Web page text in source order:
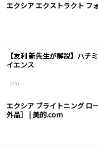
エクシア エクストラクト フ
【友利 新先生が解説】ハチ
イエンス
（PR）
エクシア ブライトニング ロ
外品］ | 美的.com